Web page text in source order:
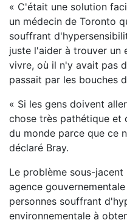
« C'était une solution
un médecin de Toronto
souffrant
juste l'aider à trouver un
vivre, où il n'y avait pas
passait par les bouches
« Si les gens doivent
chose très pathétique et
du monde parce que ce
déclaré Bray.
Le problème sous-
agence
personnes souffrant
environnementale à